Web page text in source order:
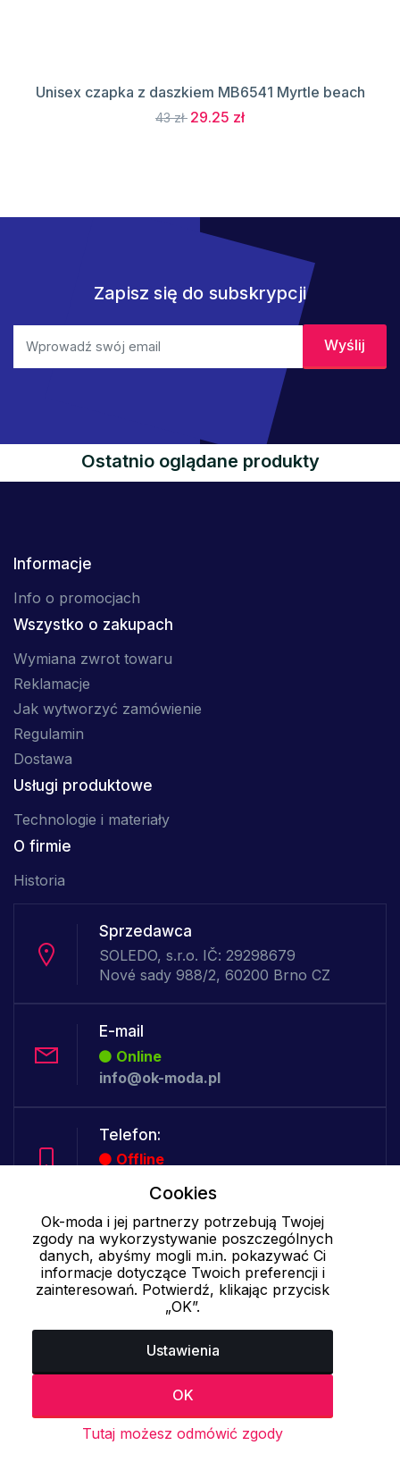
Unisex czapka z daszkiem MB6541 Myrtle beach
43 zł 29.25 zł
Zapisz się do subskrypcji
Ostatnio oglądane produkty
Informacje
Info o promocjach
Wszystko o zakupach
Wymiana zwrot towaru
Reklamacje
Jak wytworzyć zamówienie
Regulamin
Dostawa
Usługi produktowe
Technologie i materiały
O firmie
Historia
Sprzedawca
SOLEDO, s.r.o. IČ: 29298679
Nové sady 988/2, 60200 Brno CZ
E-mail
Online
info@ok-moda.pl
Telefon:
Offline
Cookies - szczegółowe ustawienia| Więcej informacji|Polityka
prywatności
Cookies
Ok-moda i jej partnerzy potrzebują Twojej
zgody na wykorzystywanie poszczególnych
danych, abyśmy mogli m.in. pokazywać Ci
informacje dotyczące Twoich preferencji i
zainteresowań. Potwierdź, klikając przycisk
„OK”.
Ustawienia
OK
Tutaj możesz odmówić zgody